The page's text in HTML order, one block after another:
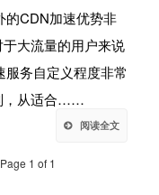
的CDN加速优势非
大流量的用户来说
务自定义程度非常
，从适合……
阅读全文
Page 1 of 1